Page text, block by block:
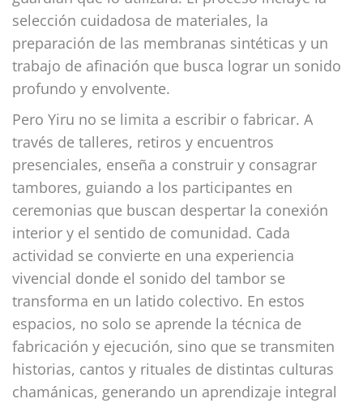
selección cuidadosa de materiales, la
preparación de las membranas sintéticas y un
trabajo de afinación que busca lograr un sonido
profundo y envolvente.
Pero Yiru no se limita a escribir o fabricar. A
través de talleres, retiros y encuentros
presenciales, enseña a construir y consagrar
tambores, guiando a los participantes en
ceremonias que buscan despertar la conexión
interior y el sentido de comunidad. Cada
actividad se convierte en una experiencia
vivencial donde el sonido del tambor se
transforma en un latido colectivo. En estos
espacios, no solo se aprende la técnica de
fabricación y ejecución, sino que se transmiten
historias, cantos y rituales de distintas culturas
chamánicas, generando un aprendizaje integral